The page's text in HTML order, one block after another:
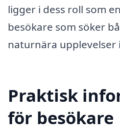
ligger i dess roll som
besökare som söker
naturnära upplevelser
Praktisk
för besökare